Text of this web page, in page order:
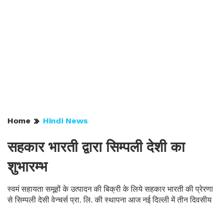
Home Hindi News
सहकार भारती द्वारा सिम्पली देशी का
शुभारम्भ
स्वमं सहायता समूहों के उत्पादन की बिक्री के लिये सहकार भारती की प्रेरणा
से सिम्पली देसी वेन्चर्स प्रा. लि. की स्थापना आज नई दिल्ली में तीन दिवसीय